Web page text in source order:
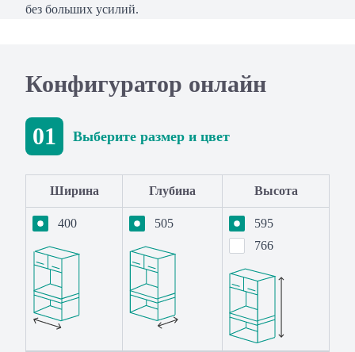
без больших усилий.
Конфигуратор онлайн
01 Выберите размер и цвет
Ширина Глубина Высота
400 505
595
766